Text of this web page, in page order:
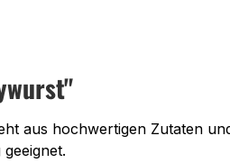
aus hochwertigen Zutaten